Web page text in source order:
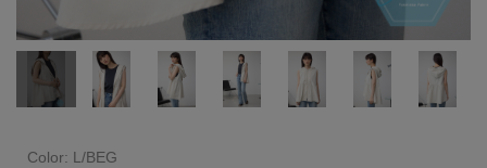
Color: L/BEG